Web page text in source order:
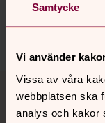
Samtycke
Vi använder
Vissa av våra
webbplatsen ska
analys och kakor
Dela
Tillbaka till
Tillbaka till